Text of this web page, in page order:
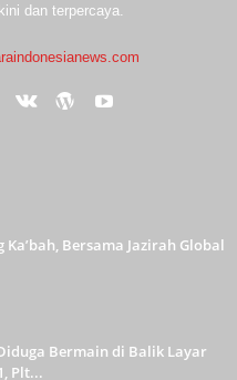
dan terpercaya.
Bersama Jazirah Global
Bermain di Balik Layar
Plt...